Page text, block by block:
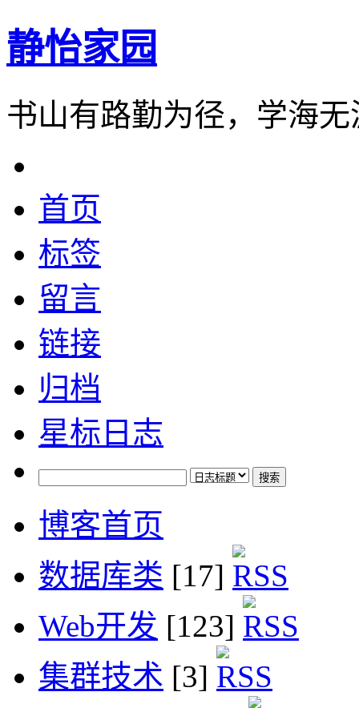
静怡家园
书山有路勤为径，学海
首页
标签
留言
链接
归档
星标日志
博客首页
数据库类 [17]
Web开发 [123]
集群技术 [3]